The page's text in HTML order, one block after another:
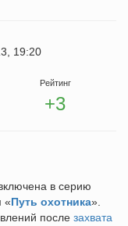
19:20
Рейтинг
+3
в серию
«Путь охотника».
после захвата